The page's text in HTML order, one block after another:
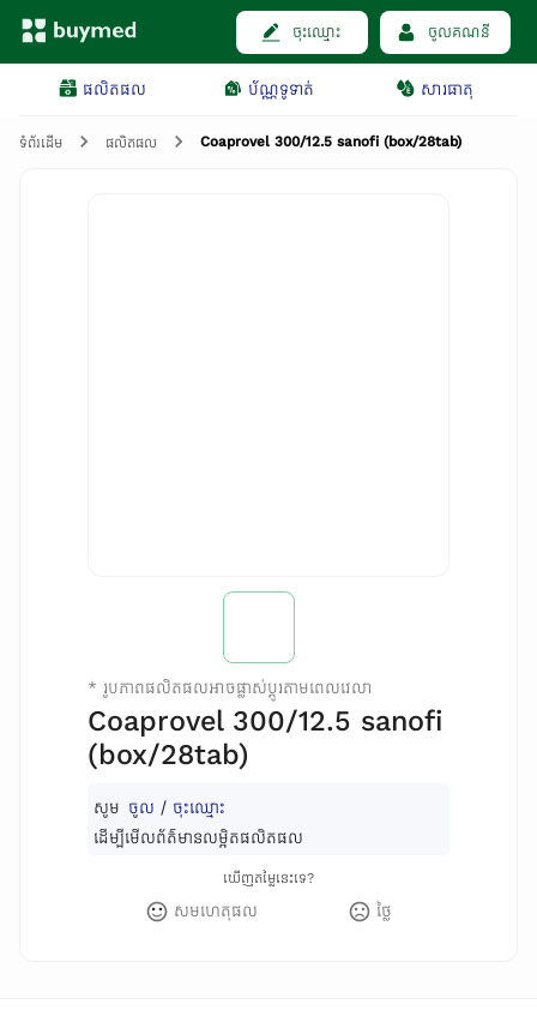
ចុះឈ្មោះ ចូលគណនី
ផលិតផល ប័ណ្ណទូទាត់ សារធាតុ
ទំព័រដើម ផលិតផល Coaprovel 300/12.5 sanofi (box/28tab)
* រូបភាពផលិតផលអាចផ្លាស់ប្តូរតាមពេលវេលា
Coaprovel 300/12.5 sanofi
(box/28tab)
សូម ចូល / ចុះឈ្មោះ
ដើម្បីមើលព័ត៌មានលម្អិតផលិតផល
ឃើញតម្លៃនេះទេ?
សមហេតុផល ថ្លៃ